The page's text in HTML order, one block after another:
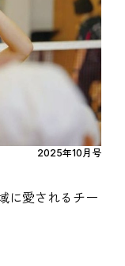
2025年10月号
に愛されるチー